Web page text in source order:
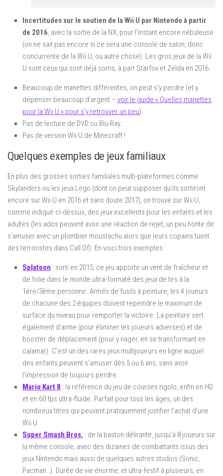
Incertitudes sur le soutien de la Wii U par Nintendo à partir
de 2016, avec la sortie de la NX, pour l’instant encore nébuleuse
(on ne sait pas encore si ce sera une console de salon, donc
concurrente de la Wii U, ou autre chose). Les gros jeux de la Wii
U sont ceux qui sont déjà sortis, à part Starfox et Zelda en 2016.
Beaucoup de manettes différentes, on peut s’y perdre (et y
dépenser beaucoup d’argent – voir le guide « Quelles manettes
pour la Wii U » pour s’y retrouver un peu).
Pas de lecture de DVD ou Blu-Ray…
Pas de version Wii U de Minecraft !
Quelques exemples de jeux familiaux
En plus des grosses sorties familiales multi-plateformes comme
Skylanders ou les jeux Lego (dont on peut supposer qu’ils sortiront
encore sur Wii U en 2016 et sans doute 2017), on trouve sur Wii U,
comme indiqué ci-dessus, des jeux excellents pour les enfants et les
adultes (les ados peuvent avoir une réaction de rejet, un peu honte de
s’amuser avec un plombier moustachu alors que leurs copains tuent
des terroristes dans Call Of). En voici trois exemples :
Splatoon : sorti en 2015, ce jeu apporte un vent de fraîcheur et
de folie dans le monde ultra-formaté des jeux de tirs à la
1ère/3ème personne. Armés de fusils à peinture, les 4 joueurs
de chacune des 2 équipes doivent repeindre le maximum de
surface du niveau pour remporter la victoire. La peinture sert
également d’arme (pour éliminer les joueurs adverses) et de
booster de déplacement (pour y nager, en se transformant en
calamar). C’est un des rares jeux multijoueurs en ligne auquel
des enfants peuvent s’amuser dès 5 ou 6 ans, sans avoir
l’impression de toujours perdre.
Mario Kart 8 : la référence du jeu de courses rigolo, enfin en HD
et en 60 fps ultra-fluide. Parfait pour tous les âges, un des
nombreux titres qui peuvent pratiquement justifier l’achat d’une
Wii U.
Super Smash Bros. : de la baston délirante, jusqu’à 8 joueurs sur
la même console, avec des dizaines de combattants issus des
jeux Nintendo mais aussi de quelques autres studios (Sonic,
Pacman…). Durée de vie énorme, et ultra-festif à plusieurs, en